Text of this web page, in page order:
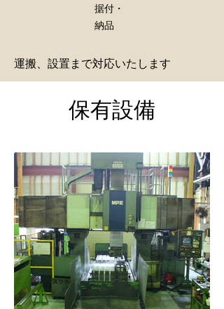
据付・
納品
運搬、設置まで対応いたします
​保有設備